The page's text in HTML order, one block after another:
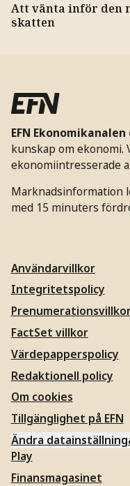
Att vänta inför den
skatten
EFN
kunskap om ekonomi.
ekonomiintresserade
Marknadsinformation
med 15 minuters
Användarvillkor
Integritetspolicy
FactSet villkor
Värdepapperspolicy
Redaktionell policy
Om cookies
Tillgänglighet på EFN
Ändra
Play
Finansmagasinet